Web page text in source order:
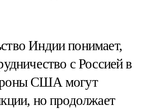
Индии понимает,
с Россией в
США могут
но продолжает